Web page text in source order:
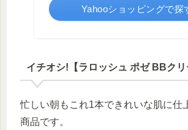
Yahooショッピングで探
イチオシ!【ラロッシュ ポゼ BBクリ
忙しい朝もこれ1本できれいな肌に仕
商品です。